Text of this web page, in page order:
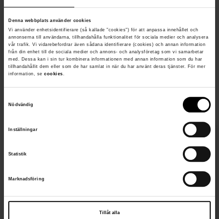
Denna webbplats använder cookies
Vi använder enhetsidentifierare (så kallade "cookies") för att anpassa innehållet och
annonserna till användarna, tillhandahålla funktionalitet för sociala medier och analysera
vår trafik. Vi vidarebefordrar även sådana identifierare (cookies) och annan information
från din enhet till de sociala medier och annons- och analysföretag som vi samarbetar
med. Dessa kan i sin tur kombinera informationen med annan information som du har
tillhandahållit dem eller som de har samlat in när du har använt deras tjänster. För mer
information, secookies.
Nödvändig
Inställningar
Statistik
Marknadsföring
Tillåt alla
Jim Hansson och Patrik Höglund,
marinarkeologer.
Foto: Mikael Dunker/ Vrak/SMMTF. CC-BY.